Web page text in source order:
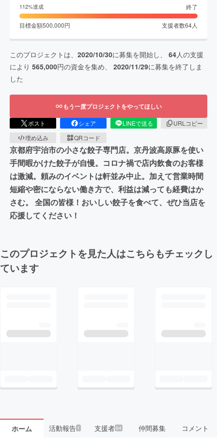
112%達成 終了
目標金額500,000円 支援者数64人
このプロジェクトは、 2020/10/30に募集を開始し、 64人の支援
により 565,000円の資金を集め、 2020/11/29に募集を終了しま
した
もう一度プロジェクトをやってほしい
ポスト シェア LINEで送る
URLコピー
埋め込み
QRコード
京都府宇治市の小さな餃子専門店。京丹波高原豚を使い
手間暇かけた餃子が自慢。コロナ禍で店内飲食のお客様
は激減。頼みのイベントは軒並み中止。加えて営業時間
短縮や密にならない働き方で、利益は減っても経費はか
さむ。 全国の皆様！おいしい餃子を食べて、ぜひ当店を
応援してください！
このプロジェクトを見た人はこちらもチェックし
ています
ホーム 活動報告1 支援者64 仲間募集 コメント